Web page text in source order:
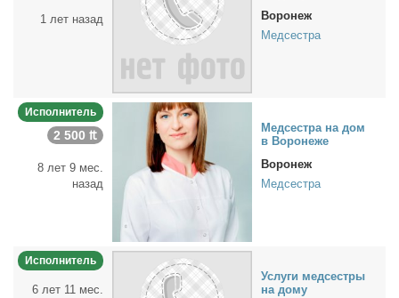
1 лет назад
Воронеж
Медсестра
Исполнитель
2 500 ₶
8 лет 9 мес.
назад
Мед­сест­ра на дом
в Во­ро­не­же
Воронеж
Медсестра
Исполнитель
6 лет 11 мес.
Услу­ги мед­сест­ры
на до­му